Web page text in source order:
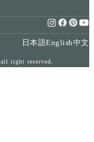
日本語English中文
right reserved.